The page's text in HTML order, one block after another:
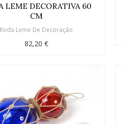
LEME DECORATIVA 60
CM
Roda Leme De Decoração
82,20 €